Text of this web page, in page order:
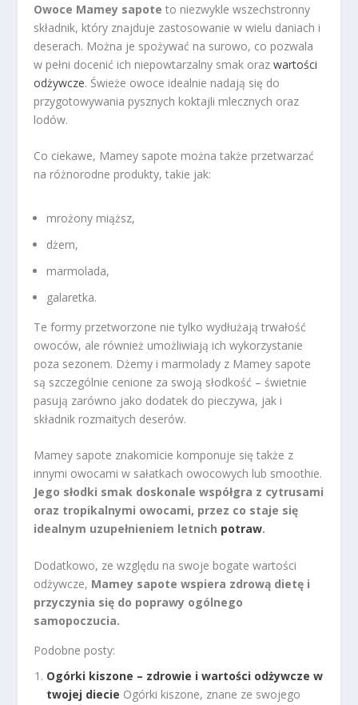
Owoce Mamey sapote to niezwykle wszechstronny
składnik, który znajduje zastosowanie w wielu daniach i
deserach. Można je spożywać na surowo, co pozwala
w pełni docenić ich niepowtarzalny smak orazwartości
odżywcze. Świeże owoce idealnie nadają się do
przygotowywania pysznych koktajli mlecznych oraz
lodów.
Co ciekawe, Mamey sapote można także przetwarzać
na różnorodne produkty, takie jak:
mrożony miąższ,
dżem,
marmolada,
galaretka.
Te formy przetworzone nie tylko wydłużają trwałość
owoców, ale również umożliwiają ich wykorzystanie
poza sezonem. Dżemy i marmolady z Mamey sapote
są szczególnie cenione za swoją słodkość – świetnie
pasują zarówno jako dodatek do pieczywa, jak i
składnik rozmaitych deserów.
Mamey sapote znakomicie komponuje się także z
innymi owocami w sałatkach owocowych lub smoothie.
Jego słodki smak doskonale współgra z cytrusami
oraz tropikalnymi owocami, przez co staje się
idealnym uzupełnieniem letnich potraw.
Dodatkowo, ze względu na swoje bogate wartości
odżywcze, Mamey sapote wspiera zdrową dietę i
przyczynia się do poprawy ogólnego
samopoczucia.
Podobne posty:
Ogórki kiszone – zdrowie i wartości odżywcze w
twojej diecie Ogórki kiszone, znane ze swojego